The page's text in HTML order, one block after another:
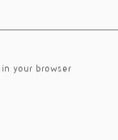
your browser